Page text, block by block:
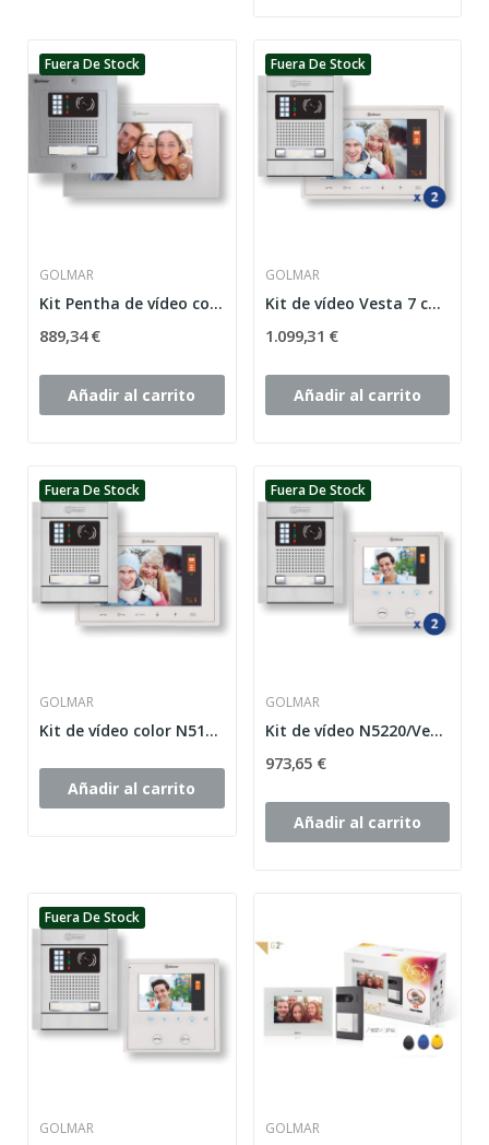
Fuera De Stock
GOLMAR
Kit Pentha de vídeo color de 1 línea NX5110
889,34 €
Añadir al carrito
Fuera De Stock
GOLMAR
Kit de vídeo Vesta 7 color de 2 líneas N5220
1.099,31 €
Añadir al carrito
Fuera De Stock
GOLMAR
Kit de vídeo color N5110/Vesta 7 de 1 línea
Añadir al carrito
Fuera De Stock
GOLMAR
Kit de vídeo N5220/Vesta 2 color de 2 líneas
973,65 €
Añadir al carrito
Fuera De Stock
GOLMAR GOLMAR